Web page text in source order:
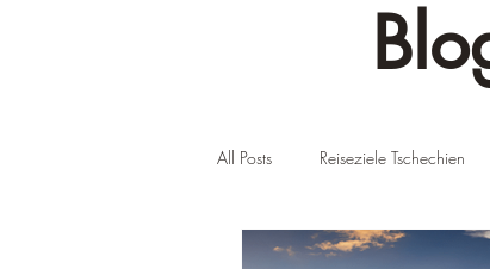
All Posts Reiseziele Tschechien
Reiseziele USA Reiseziel